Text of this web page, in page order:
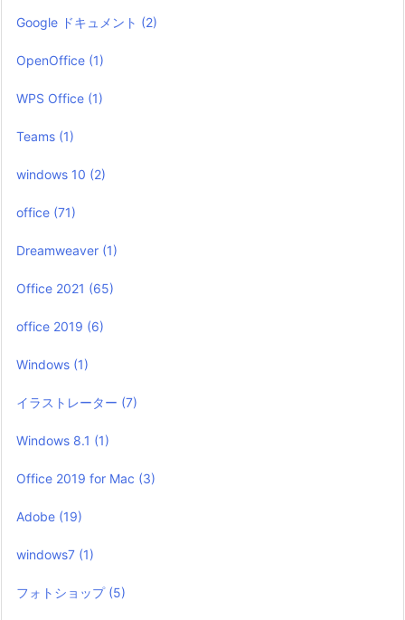
Google ドキュメント (2)
OpenOffice (1)
WPS Office (1)
Teams (1)
windows 10 (2)
office (71)
Dreamweaver (1)
Office 2021 (65)
office 2019 (6)
Windows (1)
イラストレーター (7)
Windows 8.1 (1)
Office 2019 for Mac (3)
Adobe (19)
windows7 (1)
フォトショップ (5)